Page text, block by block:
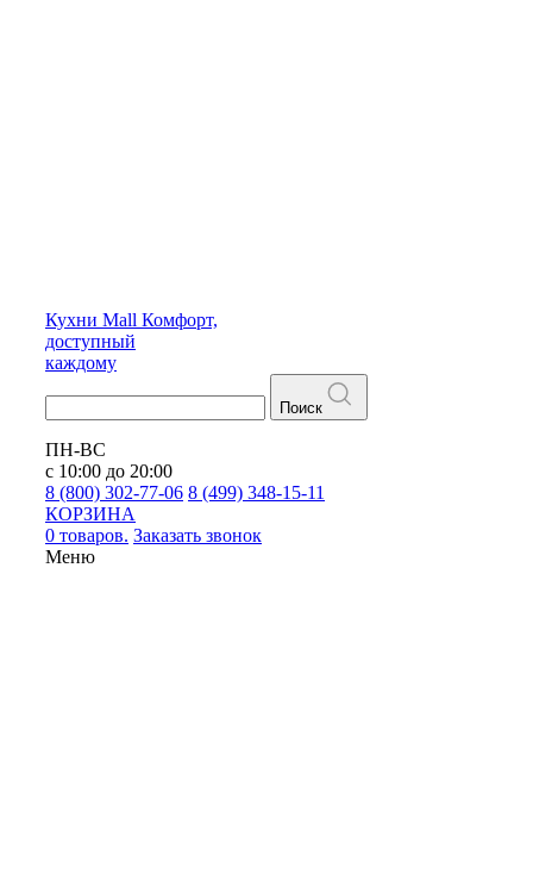
Кухни Mall Комфорт,
доступный
каждому
Поиск
ПН-ВС
с 10:00 до 20:00
8 (800) 302-77-06 8 (499) 348-15-11
КОРЗИНА
0 товаров. Заказать звонок
Меню